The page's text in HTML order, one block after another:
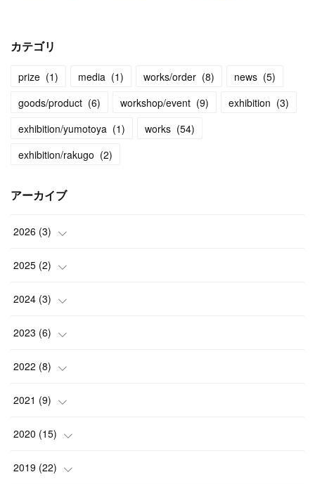
カテゴリ
prize (1) media (1) works/order (8) news (5)
goods/product (6) workshop/event (9) exhibition (3)
exhibition/yumotoya (1) works (54)
exhibition/rakugo (2)
アーカイブ
2026 (3)
(2
(1
2025 (2)
(1
(1
2024 (3)
(1
(2
2023 (6)
(1
(1
( 1)
(2)
2022 (8)
(1
(1)
(2)
2021 (9)
(1)
(2)
2020 (15)
(1)
2019 (22)